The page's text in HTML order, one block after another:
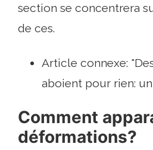
section se concentrera
de ces.
Article connexe:
aboient pour rien:
Comment
déformations?